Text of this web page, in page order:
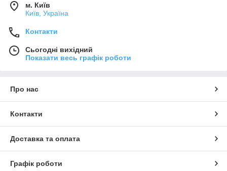
м. Київ
Київ, Україна
Контакти
Сьогодні вихідний
Показати весь графік роботи
Про нас
Контакти
Доставка та оплата
Графік роботи